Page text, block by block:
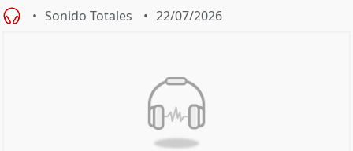
Sonido Totales 22/07/2026